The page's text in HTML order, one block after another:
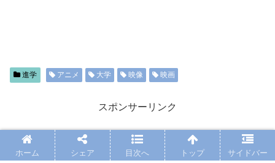
進学 アニメ 大学 映像 映画
スポンサーリンク
ホーム シェア 目次へ トップ サイドバー